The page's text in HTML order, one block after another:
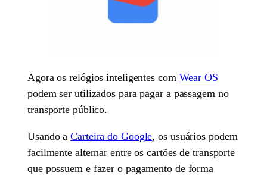
Agora os relógios inteligentes com Wear OS
podem ser utilizados para pagar a passagem no
transporte público.
Usando aCarteira do Google, os usuários podem
facilmente alternar entre os cartões de transporte
que possuem e fazer o pagamento de forma